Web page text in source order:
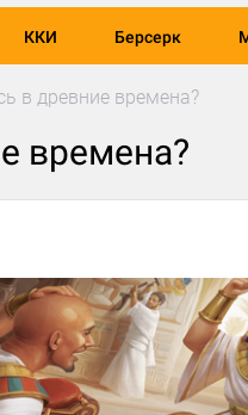
ККИ Берсерк
в древние времена?
времена?